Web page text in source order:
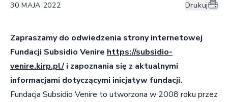
30 MAJA 2022 Drukuj
Zapraszamy do odwiedzenia strony internetowej
Fundacji Subsidio Venire https://subsidio-
venire.kirp.pl/i zapoznania się z aktualnymi
informacjami dotyczącymi inicjatyw fundacji.
Fundacja Subsidio Venire to utworzona w 2008 roku przez